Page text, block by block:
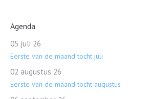
Agenda
05 juli 26
Eerste van de maand tocht juli
02 augustus 26
Eerste van de maand tocht augustus